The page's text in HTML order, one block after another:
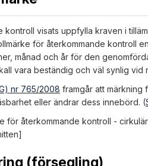
kontroll visats uppfylla kraven i
för återkommande kontroll
månad och år för den
vara beständig och väl synlig vid
nr 765/2008 framgår att märkning
eller ändrar dess innebörd. (
för återkommande kontroll -
(försegling)